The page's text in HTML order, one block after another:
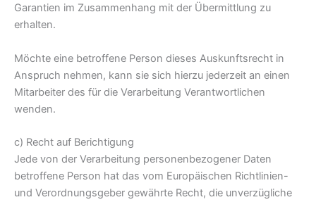
Garantien im Zusammenhang mit der Übermittlung zu
erhalten.
Möchte eine betroffene Person dieses Auskunftsrecht in
Anspruch nehmen, kann sie sich hierzu jederzeit an einen
Mitarbeiter des für die Verarbeitung Verantwortlichen
wenden.
c) Recht auf Berichtigung
Jede von der Verarbeitung personenbezogener Daten
betroffene Person hat das vom Europäischen Richtlinien-
und Verordnungsgeber gewährte Recht, die unverzügliche